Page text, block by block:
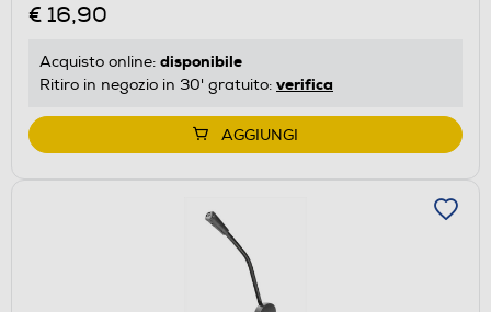
€ 16,90
Acquisto online: disponibile
Ritiro in negozio in 30' gratuito: verifica
AGGIUNGI